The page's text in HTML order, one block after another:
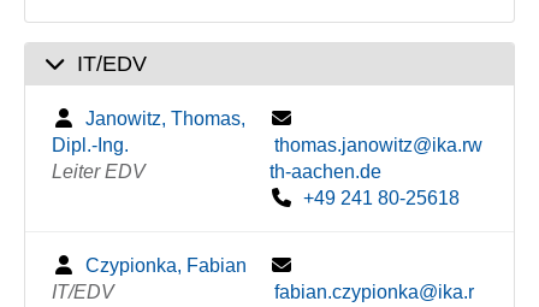
IT/EDV
Janowitz, Thomas,
Dipl.-Ing.
Leiter EDV
thomas.janowitz@ika.rw
th-aachen.de
+49 241 80-25618
Czypionka, Fabian
IT/EDV
fabian.czypionka@ika.r